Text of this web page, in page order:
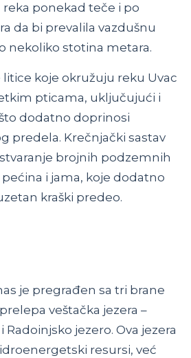
reka ponekad teče i po
da bi prevalila vazdušnu
nekoliko stotina metara.
koje okružuju reku Uvac
pticama, uključujući i
dodatno doprinosi
predela. Krečnjački sastav
brojnih podzemnih
i jama, koje dodatno
kraški predeo.
je pregrađen sa tri brane
veštačka jezera –
Radoinjsko jezero. Ova jezera
resursi, već